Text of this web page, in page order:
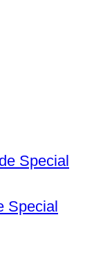
Special